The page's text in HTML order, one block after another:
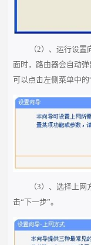
（2）、运行设
面时，路由器会自动弹
可以点击左侧菜单中的
（3）、选择上
击“下一步”。